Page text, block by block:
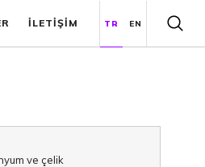
İLETİŞİM TR EN
ve çelik